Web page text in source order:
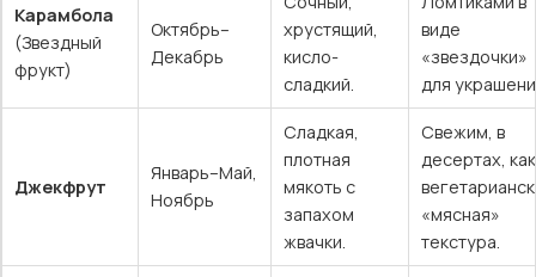
Карамбола
(Звездный
фрукт)
Октябрь–
Декабрь
хрустящий,
кисло-
сладкий.
виде
«звездочки»
для
Джекфрут
Январь–Май,
Ноябрь
Сладкая,
плотная
мякоть с
запахом
жвачки.
Свежим, в
десертах, как
«мясная»
текстура.